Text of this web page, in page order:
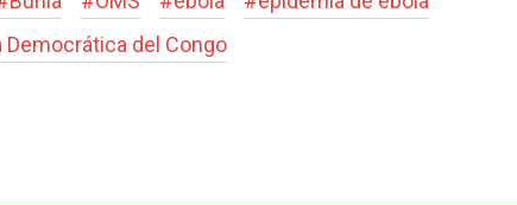
Democrática del Congo